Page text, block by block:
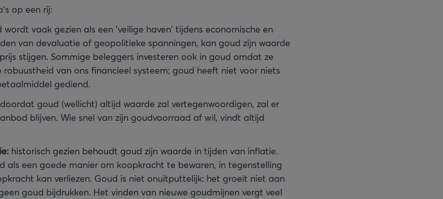
op een rij:
wordt vaak gezien als een 'veilige haven' tijdens economische en
van devaluatie of geopolitieke spanningen, kan goud zijn waarde
stijgen. Sommige beleggers investeren ook in goud omdat ze
van ons financieel systeem; goud heeft niet voor niets
gediend.
doordat goud (wellicht) altijd waarde zal vertegenwoordigen, zal er
blijven. Wie snel van zijn goudvoorraad af wil, vindt altijd
historisch gezien behoudt goud zijn waarde in tijden van inflatie.
als een goede manier om koopkracht te bewaren, in tegenstelling
kan verliezen. Goud is niet onuitputtelijk: het groeit niet aan
goud bijdrukken. Het vinden van nieuwe goudmijnen vergt veel